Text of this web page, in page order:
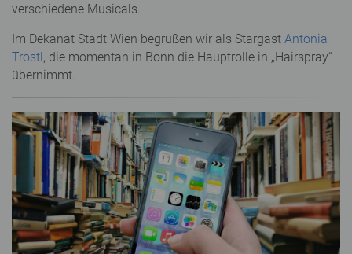
verschiedene Musicals.
Im Dekanat Stadt Wien begrüßen wir als Stargast Antonia
Tröstl, die momentan in Bonn die Hauptrolle in „Hairspray“
übernimmt.